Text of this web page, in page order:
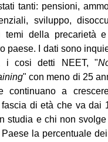
tanti: pensioni,
sviluppo,
temi della precarietà e
paese. I dati sono
i cosi detti NEET, "
" con meno di 25
continuano a
di età che va dai
studia e chi non
la percentuale